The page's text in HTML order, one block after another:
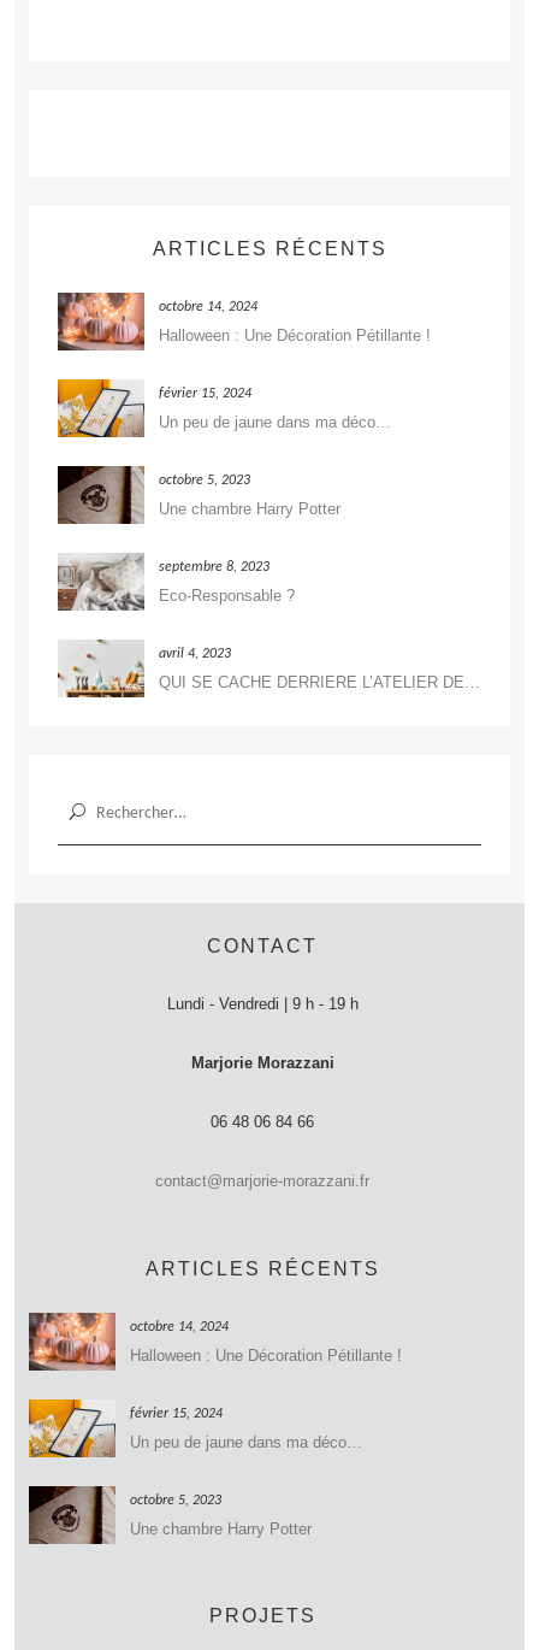
ARTICLES RÉCENTS
octobre 14, 2024
Halloween : Une Décoration Pétillante !
février 15, 2024
Un peu de jaune dans ma déco…
octobre 5, 2023
Une chambre Harry Potter
septembre 8, 2023
Eco-Responsable ?
avril 4, 2023
QUI SE CACHE DERRIERE L’ATELIER DE DÉCORATION ?
Rechercher :
CONTACT
Lundi - Vendredi | 9 h - 19 h
Marjorie Morazzani
06 48 06 84 66
contact@marjorie-morazzani.fr
ARTICLES RÉCENTS
octobre 14, 2024
Halloween : Une Décoration Pétillante !
février 15, 2024
Un peu de jaune dans ma déco…
octobre 5, 2023
Une chambre Harry Potter
PROJETS